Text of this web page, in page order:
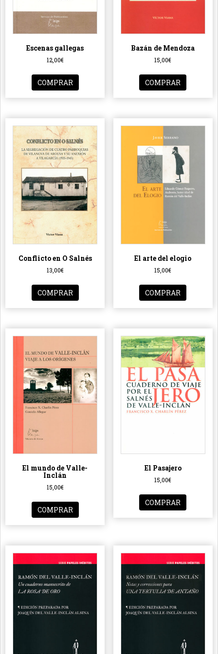
Escenas gallegas
12,00€
COMPRAR
Bazán de Mendoza
15,00€
COMPRAR
Conflicto en O Salnés
13,00€
COMPRAR
El arte del elogio
15,00€
COMPRAR
El mundo de Valle-
Inclán
15,00€
COMPRAR
El Pasajero
15,00€
COMPRAR